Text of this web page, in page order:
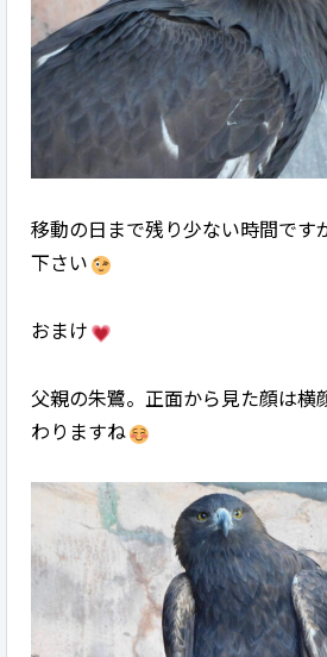
移動の日まで残り少ない時間です
下さい
おまけ
父親の朱鷺。正面から見た顔は横
わりますね